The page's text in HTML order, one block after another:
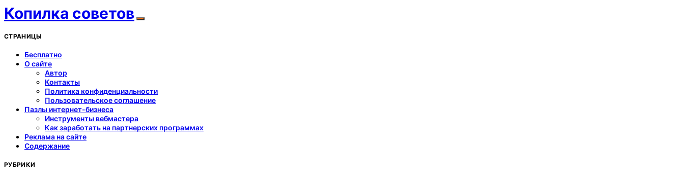
Копилка советов
СТРАНИЦЫ
Бесплатно
О сайте
Автор
Контакты
Политика конфиденциальности
Пользовательское соглашение
Пазлы интернет-бизнеса
Инструменты вебмастера
Как заработать на партнерских программах
Реклама на сайте
Содержание
РУБРИКИ